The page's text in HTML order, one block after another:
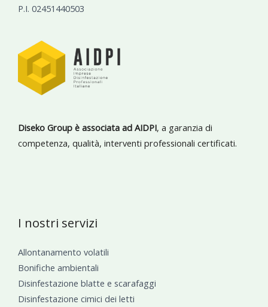
P.I. 02451440503
Diseko Group è associata ad AIDPI, a garanzia di
competenza, qualità, interventi professionali certificati.
I nostri servizi
Allontanamento volatili
Bonifiche ambientali
Disinfestazione blatte e scarafaggi
Disinfestazione cimici dei letti